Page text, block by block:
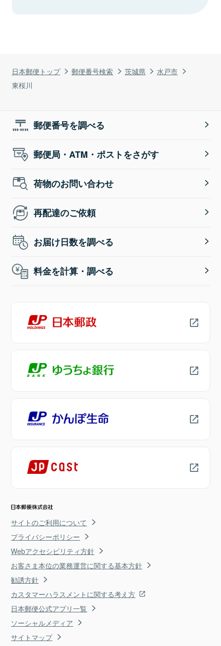
日本郵便トップ 郵便番号検索 茨城県
水戸市
東桜川
郵便番号を調べる
郵便局・ATM・ポストをさがす
荷物のお問い合わせ
再配達のご依頼
お届け日数を調べる
料金を計算・調べる
サイトのご利用について
プライバシーポリシー
Webアクセシビリティ方針
お客さま本位の業務運営に関する基本方針
勧誘方針
カスタマーハラスメントに関する考え方
日本郵便公式アプリ一覧
ソーシャルメディア
サイトマップ